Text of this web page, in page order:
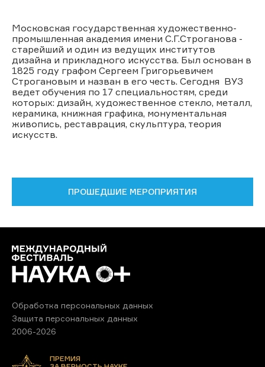
Московская государственная художественно-
промышленная академия имени С.Г.Строганова -
старейший и один из ведущих институтов
дизайна и прикладного искусства. Был основан в
1825 году графом Сергеем Григорьевичем
Строгановым и назван в его честь. Сегодня ВУЗ
ведет обучения по 17 специальностям, среди
которых: дизайн, художественное стекло, металл,
керамика, книжная графика, монументальная
живопись, реставрация, скульптура, теория
искусств.
ПРОШЕДШИЕ МЕРОПРИЯТИЯ
Обработка персональных данных
Защита персональных данных
2006-2026
ПРЕМИЯ